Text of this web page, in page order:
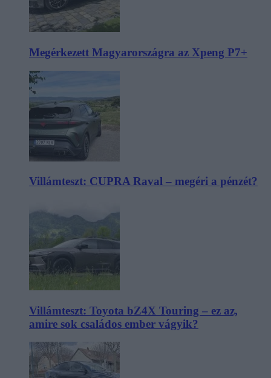
Megérkezett Magyarországra az Xpeng P7+
Villámteszt: CUPRA Raval – megéri a pénzét?
Villámteszt: Toyota bZ4X Touring – ez az,
amire sok családos ember vágyik?